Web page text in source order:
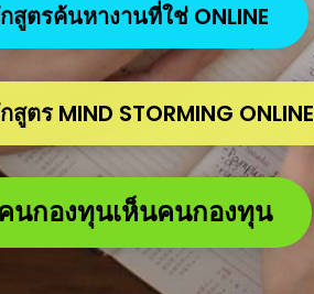
สูตรค้นหางานที่ใช่ ONLINE
ตร MIND STORMING ONLINE
นกองทุนเห็นคนกองทุน